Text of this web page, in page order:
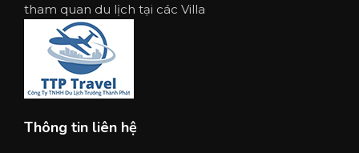
tham quan du lịch tại các Villa
Thông tin liên hệ